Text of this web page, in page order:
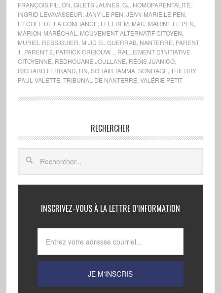
FRANÇOIS FILLON GILETS JAUNES, GJ HOMOPARENTALITÉ
INGRID LEVAVASSEUR JANY LE PEN JEAN-MARIE LE PEN
L'ÉCOLE DE LA CONFIANCE LFI, LREM MAC MARINE LE PEN
MARION-MARÉCHAL
MOUVEMENT ALTERNATIF CITOYEN
MURIEL RESSIGUIER M’JID EL GUERRAB, NANTERRE PARENT
1 PARENT 2 PATRICK CRIBOUW...
RALLIEMENT D'INITIATIVE
CITOYENNE REDHOUANE JOULLANE RÉGIS JUANICO,
RICHARD FERRAND RN SOHAIB TAMMA, SONDAGE THIERRY
PAUL VALETTE TRIBUNAL DE NANTERRE VALÉRIE PETIT
RECHERCHER
INSCRIVEZ-VOUS À LA LETTRE D’INFORMATION